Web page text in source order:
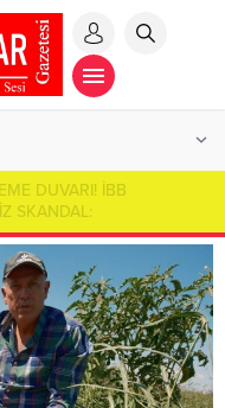
DUVARI! İBB
SKANDAL:
İMAMOĞLU SALONDAN